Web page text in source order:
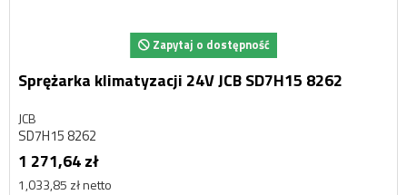
Zapytaj o dostępność
Sprężarka klimatyzacji 24V JCB SD7H15 8262
JCB
SD7H15 8262
1 271,64 zł
1,033,85 zł netto